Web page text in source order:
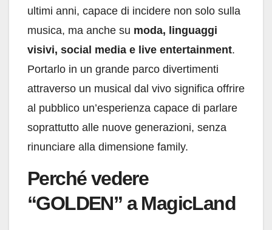
ultimi anni, capace di incidere non solo sulla
musica, ma anche su moda, linguaggi
visivi, social media e live entertainment.
Portarlo in un grande parco divertimenti
attraverso un musical dal vivo significa offrire
al pubblico un’esperienza capace di parlare
soprattutto alle nuove generazioni, senza
rinunciare alla dimensione family.
Perché vedere
“GOLDEN” a MagicLand